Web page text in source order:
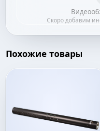
Скоро добавим
Похожие товары